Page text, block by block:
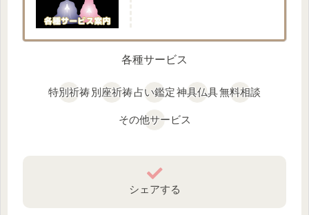
各種サービス
特別祈祷別座祈祷占い鑑定神具仏具無料相談
その他サービス
シェアする